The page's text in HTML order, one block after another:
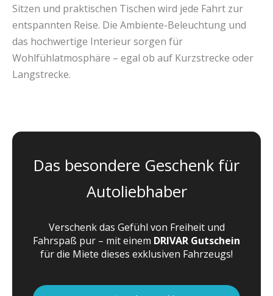
Sitzen und praktischen Tischen wird jede Fahrt zur
entspannten Reise. Die Ambiente-Beleuchtung und
das hochwertige Interieur sorgen für
Wohlfühlatmosphäre – egal ob auf Kurzstrecke oder
Langstrecke.
Das besondere Geschenk für
Autoliebhaber
Verschenk das Gefühl von Freiheit und
Fahrspaß pur – mit einem DRIVAR Gutschein
für die Miete dieses exklusiven Fahrzeugs!